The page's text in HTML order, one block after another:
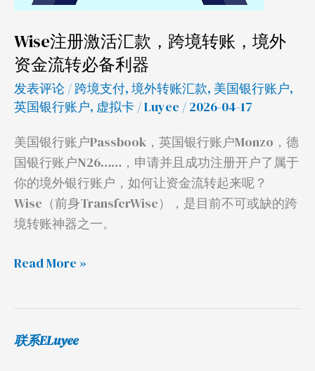
Wise注册激活汇款，跨境转账，境外
资金流转必备利器
发表评论 /跨境支付, 境外转账汇款, 美国银行账户,
英国银行账户, 虚拟卡 /Luyee / 2026-04-17
美国银行账户Passbook，英国银行账户Monzo，德
国银行账户N26……，申请并且成功注册开户了属于
你的境外银行账户，如何让资金流转起来呢？
Wise（前身TransferWise），是目前不可或缺的跨
境转账神器之一。
境
外
资
金
转
必
备
利
器
Read More »
联系ELuyee